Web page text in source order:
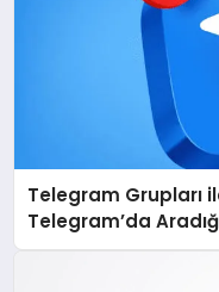
Telegram Grupları
Telegram’da
Ulaşın